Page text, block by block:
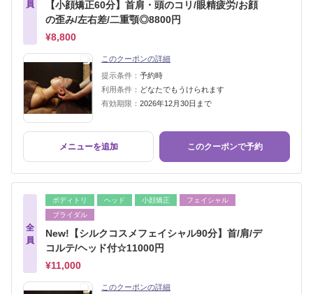
員
【小顔矯正60分】首肩・頭のコリ/眼精疲労/お顔
の歪み/左右差/二重顎◎8800円
¥8,800
このクーポンの詳細
提示条件： 予約時
利用条件： どなたでもうけられます
有効期限： 2026年12月30日まで
メニューを追加 このクーポンで予約
全
員
ボディトリ ヘッド 小顔矯正
フェイシャル
ブライダル
New!【シルクコスメフェイシャル90分】首/肩/デ
コルテ/ヘッド付☆11000円
¥11,000
このクーポンの詳細